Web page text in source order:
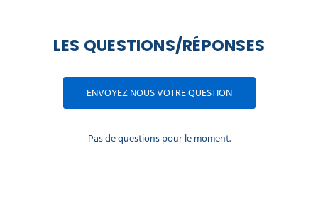
LES QUESTIONS/RÉPONSES
ENVOYEZ NOUS VOTRE QUESTION
Pas de questions pour le moment.